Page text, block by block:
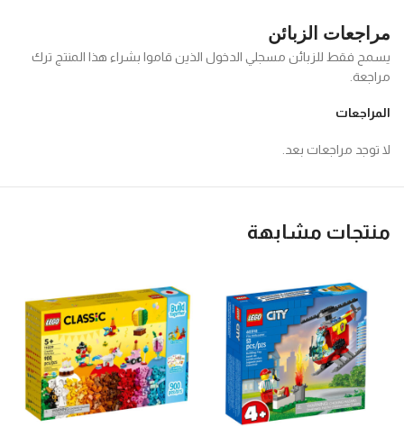
مراجعات الزبائن
المراجعات
لا توجد مراجعات بعد.
يسمح فقط للزبائن مسجلي الدخول الذين قاموا بشراء هذا المنتج ترك
مراجعة.
منتجات مشابهة